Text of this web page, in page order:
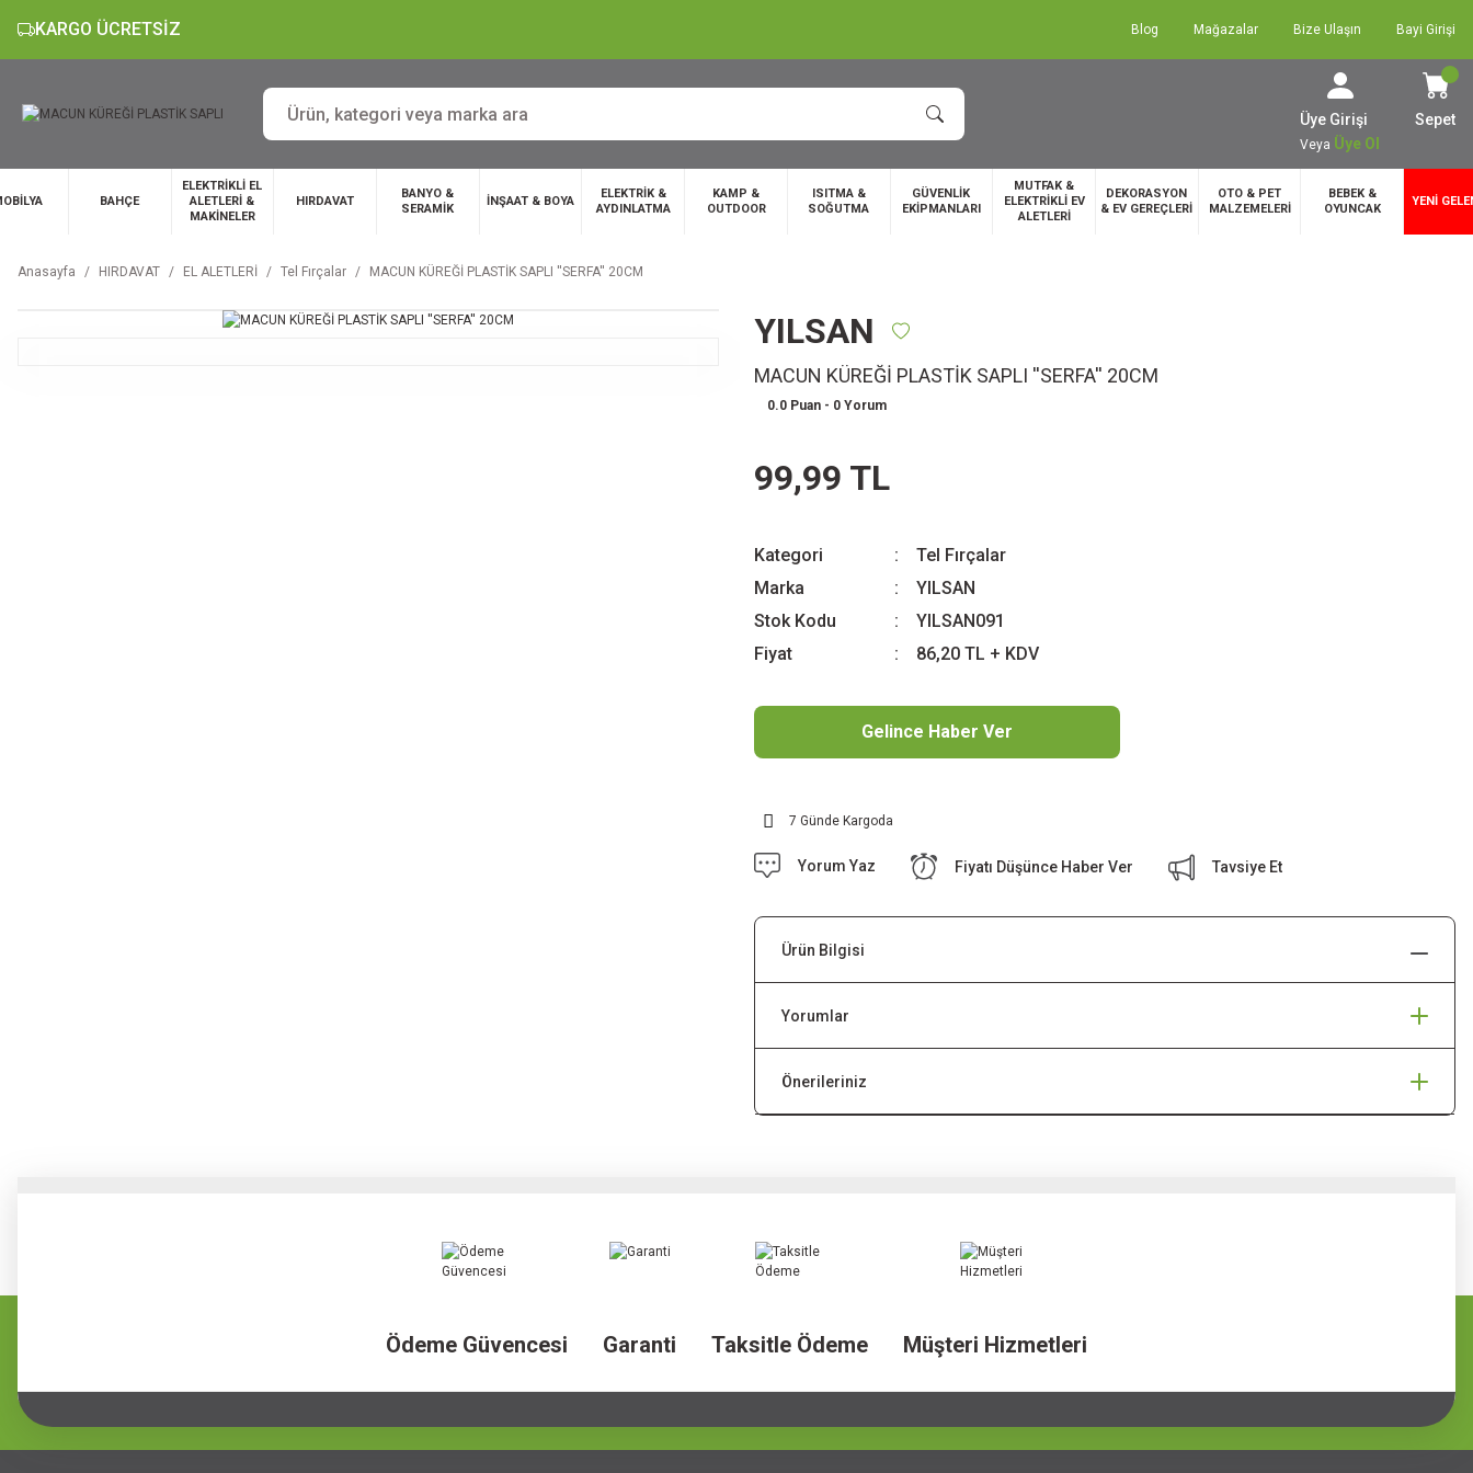
KARGO ÜCRETSİZ Blog Mağazalar Bize Ulaşın Bayi Girişi
Üye Girişi
Veya Üye Ol
Sepet
BAHÇE
ELEKTRİKLİ EL
ALETLERİ &
MAKİNELER
HIRDAVAT
BANYO &
SERAMİK
İNŞAAT & BOYA
ELEKTRİK &
AYDINLATMA
KAMP &
OUTDOOR
ISITMA &
SOĞUTMA
GÜVENLİK
EKİPMANLARI
MUTFAK &
ELEKTRİKLİ EV
ALETLERİ
DEKORASYON
& EV GEREÇLERİ
OTO & PET
MALZEMELERİ
BEBEK &
OYUNCAK
YENİ
Anasayfa HIRDAVAT EL ALETLERİ Tel Fırçalar MACUN KÜREĞİ PLASTİK SAPLI ''SERFA'' 20CM
YILSAN
MACUN KÜREĞİ PLASTİK SAPLI ''SERFA'' 20CM
0.0 Puan - 0 Yorum
99,99 TL
Kategori
Tel Fırçalar
Marka
YILSAN
Stok Kodu
YILSAN091
Fiyat
86,20 TL + KDV
Gelince Haber Ver
7 Günde Kargoda
Yorum Yaz Fiyatı Düşünce Haber Ver Tavsiye Et
Ürün Bilgisi
Yorumlar
Önerileriniz
Ödeme Güvencesi Garanti Taksitle Ödeme Müşteri Hizmetleri